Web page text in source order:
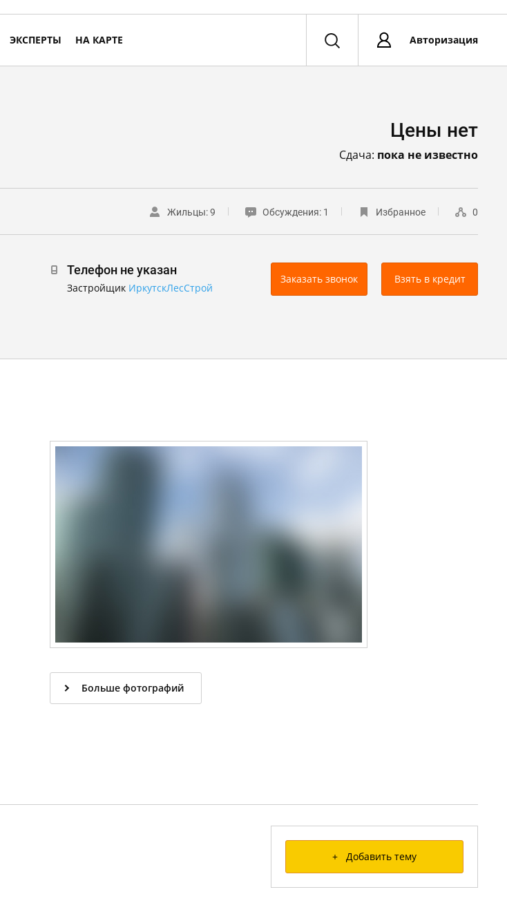
ЭКСПЕРТЫ НА КАРТЕ Авторизация
Цены нет
Сдача: пока не известно
0
Избранное
Обсуждения: 1
Жильцы:9
Телефон не указан
Застройщик ИркутскЛесСтрой
Заказать звонок Взять в кредит
Больше фотографий
+ Добавить тему